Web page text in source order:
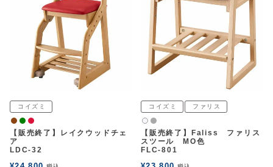
コイズミ
ウォルナット
緑 赤
【販売終了】レイクウッドチェ
ア
LDC-32
コイズミ ファリス
白2グレー
【販売終了】Faliss ファリス
スツール MO色
FLC-801